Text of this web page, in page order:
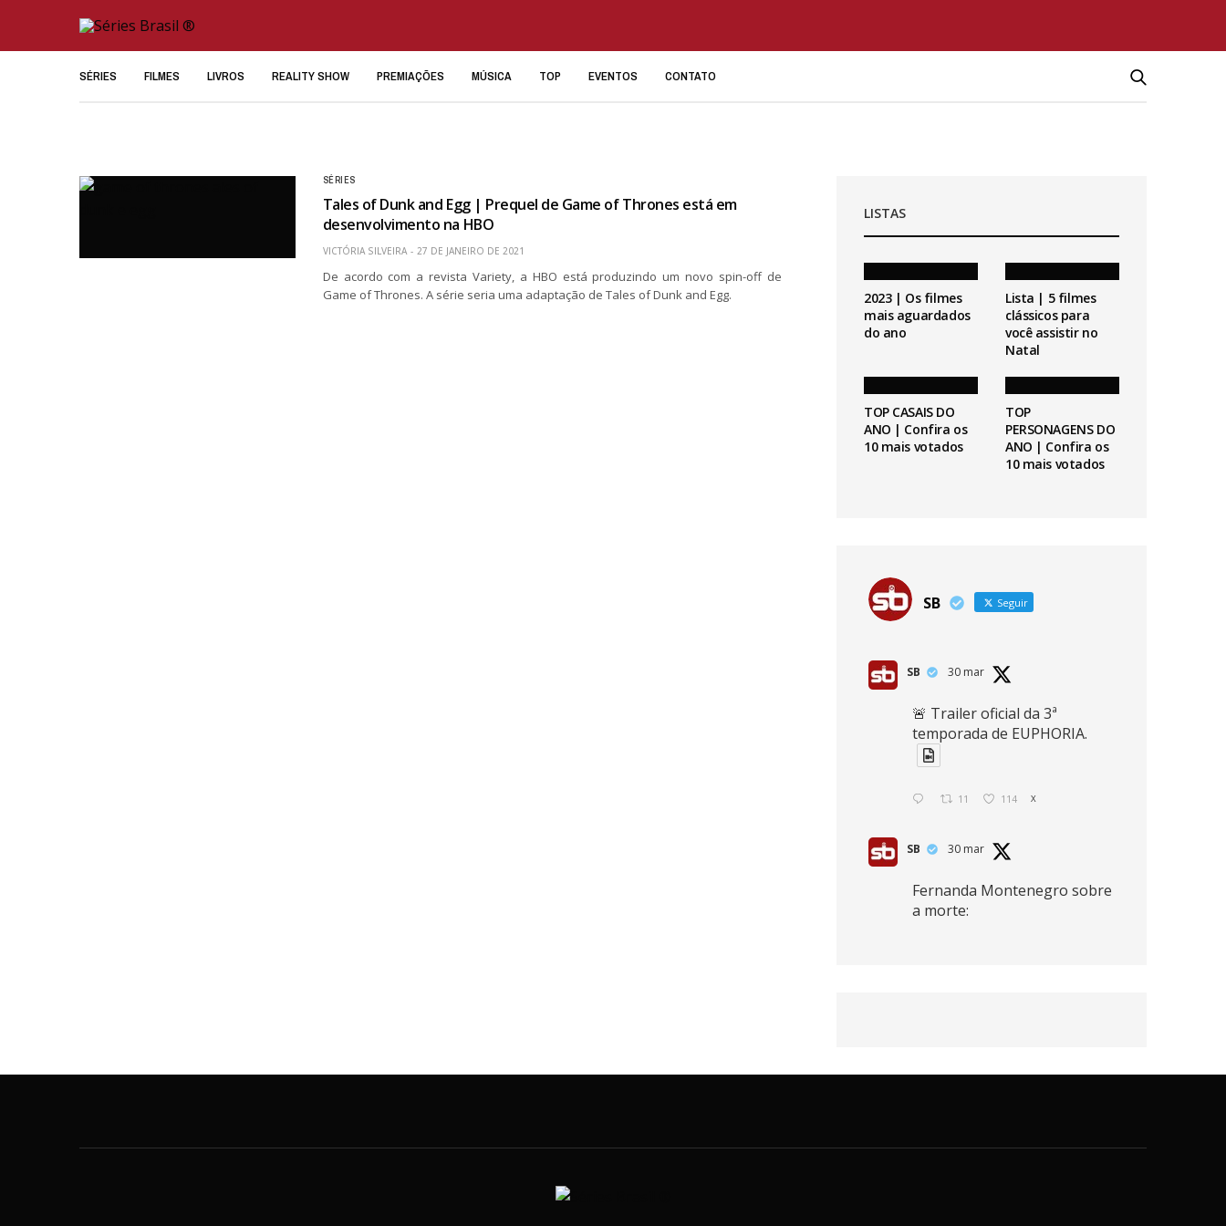
SÉRIES FILMES LIVROS REALITY SHOW PREMIAÇÕES MÚSICA TOP EVENTOS CONTATO
SÉRIES
Tales of Dunk and Egg | Prequel de Game of Thrones está em
desenvolvimento na HBO
VICTÓRIA SILVEIRA 27 DE JANEIRO DE 2021
De acordo com a revista Variety, a HBO está produzindo um novo spin-off de
Game of Thrones. A série seria uma adaptação de Tales of Dunk and Egg.
LISTAS
2023 | Os filmes
mais aguardados
do ano
Lista | 5 filmes
clássicos para
você assistir no
Natal
TOP CASAIS DO
ANO | Confira os
10 mais votados
TOP
PERSONAGENS DO
ANO | Confira os
10 mais votados
SB Seguir
SB 30 mar
🚨 Trailer oficial da 3ª
temporada de EUPHORIA.
11 114 X
SB 30 mar
Fernanda Montenegro sobre
a morte:
SB 30 mar